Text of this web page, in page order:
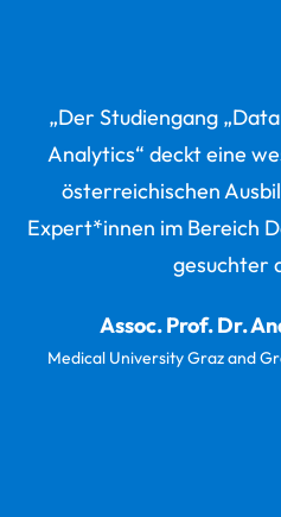
„Der Studiengang
Analytics“ deckt eine
österreichischen
Expert*innen im Bereich
gesuchter
Assoc. Prof. Dr.
Medical University Graz and